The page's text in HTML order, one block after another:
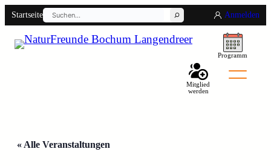
Startseite
Suchen
Anmelden
Programm
Mitglied
werden
« Alle Veranstaltungen